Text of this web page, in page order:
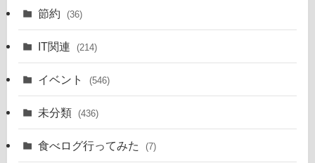
節約 (36)
IT関連 (214)
イベント (546)
未分類 (436)
食べログ行ってみた (7)